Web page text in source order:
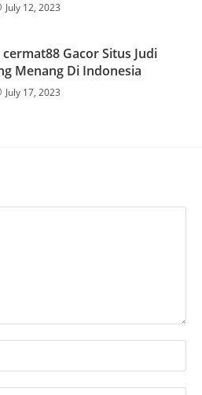
July 12, 2023
Gacor Situs Judi
Menang Di Indonesia
July 17, 2023